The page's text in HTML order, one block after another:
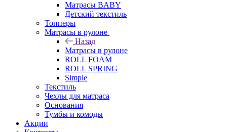
Матрасы BABY
Детский текстиль
Топперы
Матрасы в рулоне
Назад
Матрасы в рулоне
ROLL FOAM
ROLL SPRING
Simple
Текстиль
Чехлы для матраса
Основания
Тумбы и комоды
Акции